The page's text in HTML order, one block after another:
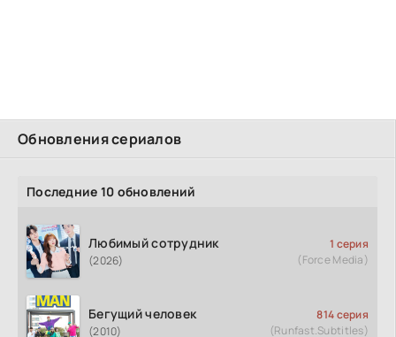
Обновления сериалов
Последние 10 обновлений
Любимый сотрудник
(2026)
1 серия
(Force Media)
Бегущий человек
(2010)
814 серия
(Runfast.Subtitles)